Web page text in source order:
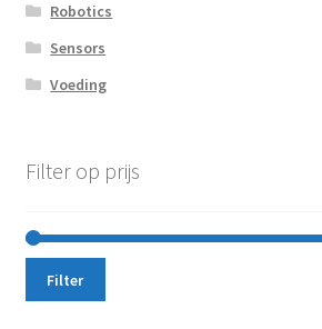
Robotics
Sensors
Voeding
Filter op prijs
Filter